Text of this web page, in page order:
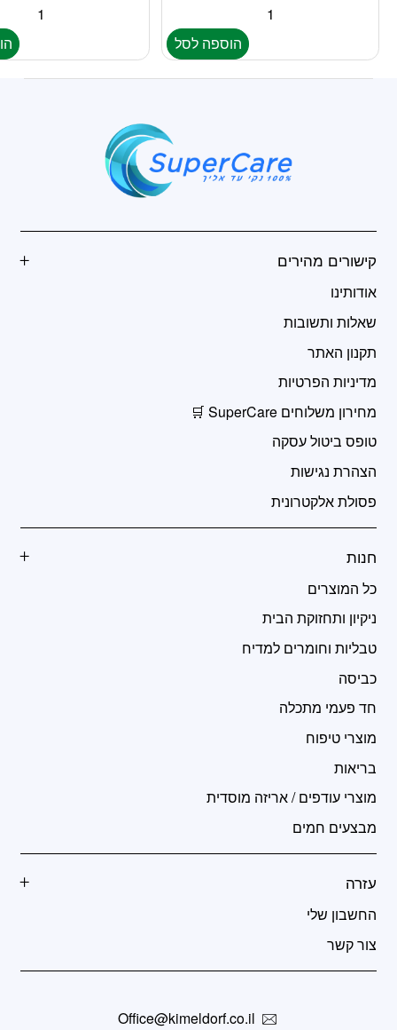
הוספה לסל
קישורים מהירים
אודותינו
שאלות ותשובות
תקנון האתר
מדיניות הפרטיות
מחירון משלוחים SuperCare 🛒
טופס ביטול עסקה
הצהרת נגישות
פסולת אלקטרונית
חנות
כל המוצרים
ניקיון ותחזוקת הבית
טבליות וחומרים למדיח
כביסה
חד פעמי מתכלה
מוצרי טיפוח
בריאות
מוצרי עודפים / אריזה מוסדית
מבצעים חמים
עזרה
החשבון שלי
צור קשר
Office@kimeldorf.co.il